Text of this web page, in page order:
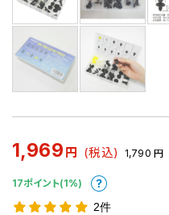
1,969 円 (税込) 1,790 円
17ポイント(1%)
2件